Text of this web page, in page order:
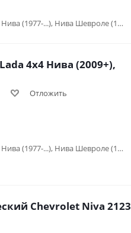
Lada Niva Travel (2021-...), Нива (1977-...), Нива Шевроле (1998-2020)
4x4 Нива (2009+),
Отложить
Lada Niva Travel (2021-...), Нива (1977-...), Нива Шевроле (1998-2020)
Chevrolet Niva 2123